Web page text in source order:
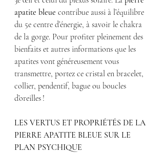
apatite bleue contribue aussi à l’équilibre
du 5e centre d’énergie, à savoir le chakra
de la gorge. Pour profiter pleinement des
bienfaits et autres informations que les
apatites vont généreusement vous
transmettre, portez ce cristal en bracelet,
collier, pendentif, bague ou boucles
d’oreilles !
LES VERTUS ET PROPRIÉTÉS DE LA
PIERRE APATITE BLEUE SUR LE
PLAN PSYCHIQUE